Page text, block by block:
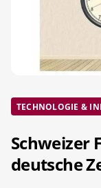
TECHNOLOGIE &
Schweizer
deutsche